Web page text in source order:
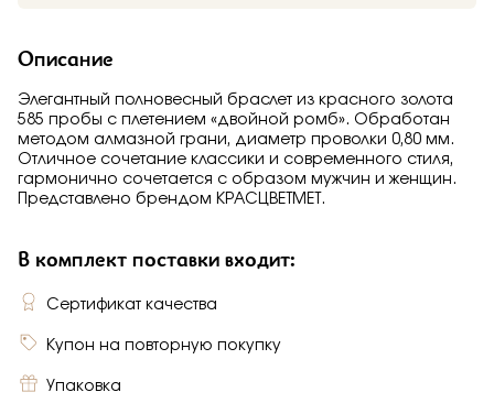
Описание
Элегантный полновесный браслет из красного золота
585 пробы с плетением «двойной ромб». Обработан
методом алмазной грани, диаметр проволки 0,80 мм.
Отличное сочетание классики и современного стиля,
гармонично сочетается с образом мужчин и женщин.
Представлено брендом КРАСЦВЕТМЕТ.
В комплект поставки входит:
Сертификат качества
Купон на повторную покупку
Упаковка